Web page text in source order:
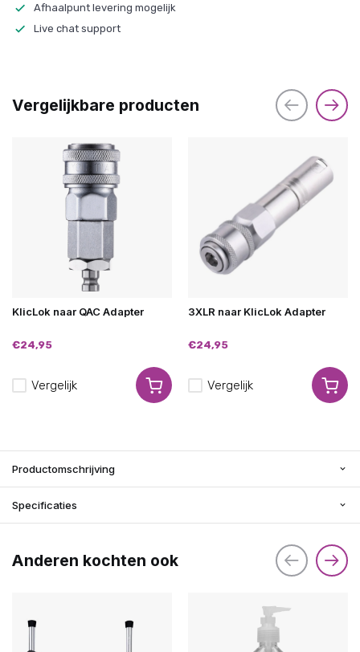
Afhaalpunt levering mogelijk
Live chat support
Vergelijkbare producten
KlicLok naar QAC Adapter
€24,95
Vergelijk
3XLR naar KlicLok Adapter
€24,95
Vergelijk
Productomschrijving
Specificaties
Anderen kochten ook